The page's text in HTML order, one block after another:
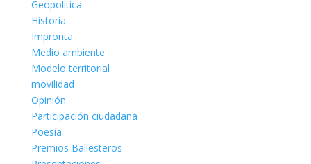
Geopolítica
Historia
Impronta
Medio ambiente
Modelo territorial
movilidad
Opinión
Participación ciudadana
Poesía
Premios Ballesteros